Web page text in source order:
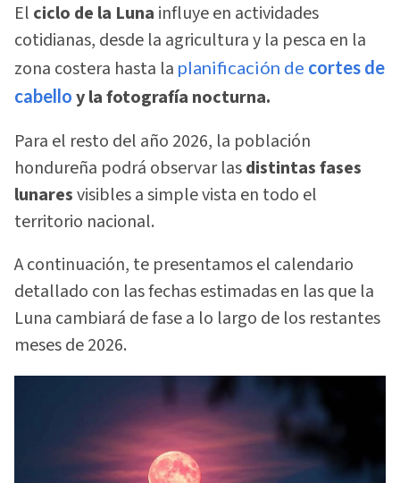
El ciclo de la Luna influye en actividades
cotidianas, desde la agricultura y la pesca en la
zona costera hasta la planificación de cortes de
cabello y la fotografía nocturna.
Para el resto del año 2026, la población
hondureña podrá observar lasdistintas fases
lunaresvisibles a simple vista en todo el
territorio nacional.
A continuación, te presentamos el calendario
detallado con las fechas estimadas en las que la
Luna cambiará de fase a lo largo de los restantes
meses de 2026.